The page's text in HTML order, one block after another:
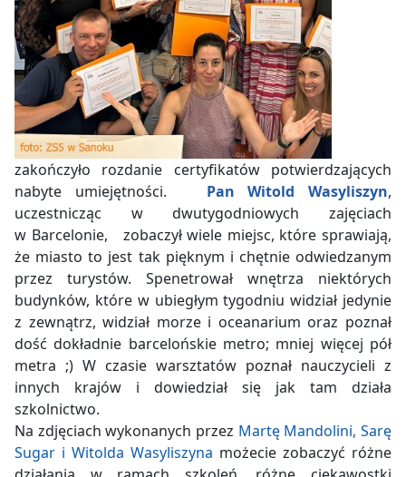
zakończyło rozdanie certyfikatów potwierdzających
nabyte umiejętności. Pan Witold Wasyliszyn,
uczestnicząc w dwutygodniowych zajęciach
w Barcelonie, zobaczył wiele miejsc, które sprawiają,
że miasto to jest tak pięknym i chętnie odwiedzanym
przez turystów. Spenetrował wnętrza niektórych
budynków, które w ubiegłym tygodniu widział jedynie
z zewnątrz, widział morze i oceanarium oraz poznał
dość dokładnie barcelońskie metro; mniej więcej pół
metra ;) W czasie warsztatów poznał nauczycieli z
innych krajów i dowiedział się jak tam działa
szkolnictwo.
Na zdjęciach wykonanych przez Martę Mandolini, Sarę
Sugar i Witolda Wasyliszyna możecie zobaczyć różne